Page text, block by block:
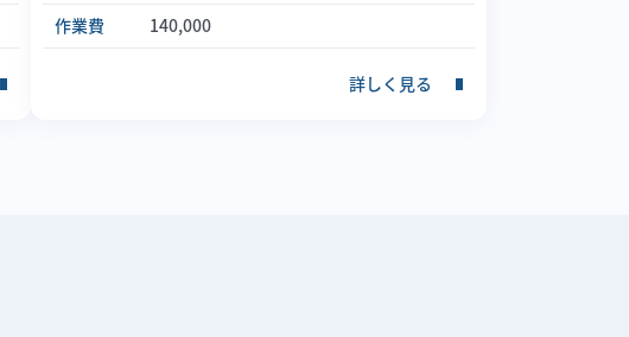
作業費 140,000
詳しく見る